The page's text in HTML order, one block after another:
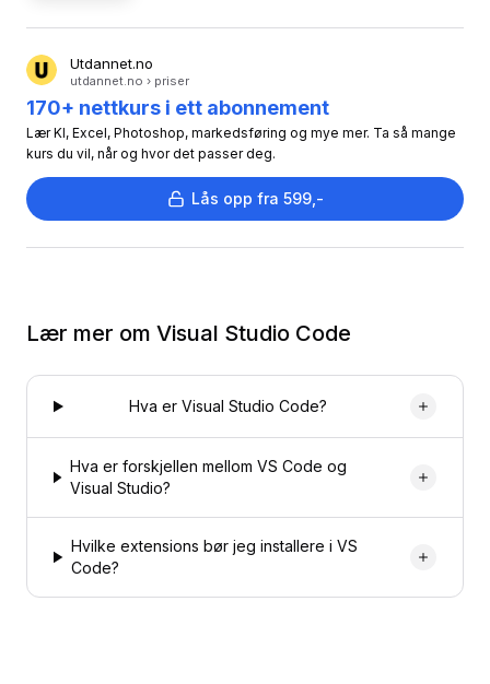
Utdannet.no
utdannet.no › priser
170+ nettkurs i ett abonnement
Lær KI, Excel, Photoshop, markedsføring og mye mer. Ta så mange
kurs du vil, når og hvor det passer deg.
Lås opp fra 599,-
Lær mer om Visual Studio Code
Hva er Visual Studio Code?
Hva er forskjellen mellom VS Code og
Visual Studio?
Hvilke extensions bør jeg installere i VS
Code?